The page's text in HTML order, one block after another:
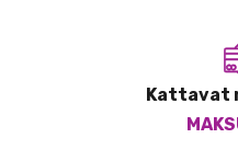
Kattavat